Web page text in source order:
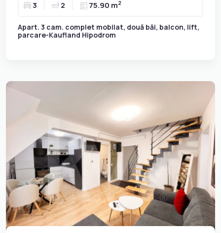
3 2 75.90 m2
Apart. 3 cam. complet mobilat, două băi, balcon, lift,
parcare-Kaufland Hipodrom